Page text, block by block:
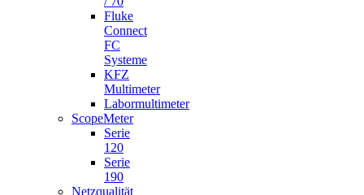
Fluke
Connect
FC
Systeme
KFZ
Multimeter
Labormultimeter
ScopeMeter
Serie
120
Serie
190
Netzqualität